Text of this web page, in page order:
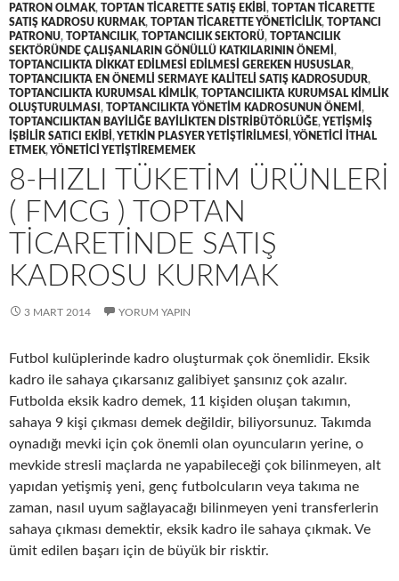
PATRON OLMAK, TOPTAN TICARETTE SATIŞ EKIBI , TOPTAN TICARETTE
SATIŞ KADROSU KURMAK, TOPTAN TICARETTE YÖNETICILIK, TOPTANCI
PATRONU, TOPTANCILIK, TOPTANCILIK SEKTORÜ, TOPTANCILIK
SEKTÖRÜNDE ÇALIŞANLARIN GÖNÜLLÜ KATKILARININ ÖNEMI ,
TOPTANCILIKTA DIKKAT EDILMESI EDILMESI GEREKEN HUSUSLAR,
TOPTANCILIKTA EN ÖNEMLI SERMAYE KALITELI SATIŞ KADROSUDUR,
TOPTANCILIKTA KURUMSAL KIMLIK, TOPTANCILIKTA KURUMSAL KIMLIK
OLUŞTURULMASI , TOPTANCILIKTA YÖNETIM KADROSUNUN ÖNEMI ,
TOPTANCILIKTAN BAYILIĞE BAYILIKTEN DISTRIBÜTÖRLÜĞE,YETIŞMIŞ
IŞBILIR SATICI EKIBI ,YETKIN PLASYER YETIŞTIRILMESI ,YÖNETICI ITHAL
ETMEK,YÖNETICI YETIŞTIREMEMEK
8-HIZLI TÜKETIM ÜRÜNLERI
( FMCG ) TOPTAN
TICARETINDE SATIŞ
KADROSU KURMAK
3 MART 2014 YORUM YAPIN
Futbol kulüplerinde kadro oluşturmak çok önemlidir. Eksik
kadro ile sahaya çıkarsanız galibiyet şansınız çok azalır.
Futbolda eksik kadro demek, 11 kişiden oluşan takımın,
sahaya 9 kişi çıkması demek değildir, biliyorsunuz. Takımda
oynadığı mevki için çok önemli olan oyuncuların yerine, o
mevkide stresli maçlarda ne yapabileceği çok bilinmeyen, alt
yapıdan yetişmiş yeni, genç futbolcuların veya takıma ne
zaman, nasıl uyum sağlayacağı bilinmeyen yeni transferlerin
sahaya çıkması demektir, eksik kadro ile sahaya çıkmak. Ve
ümit edilen başarı için de büyük bir risktir.